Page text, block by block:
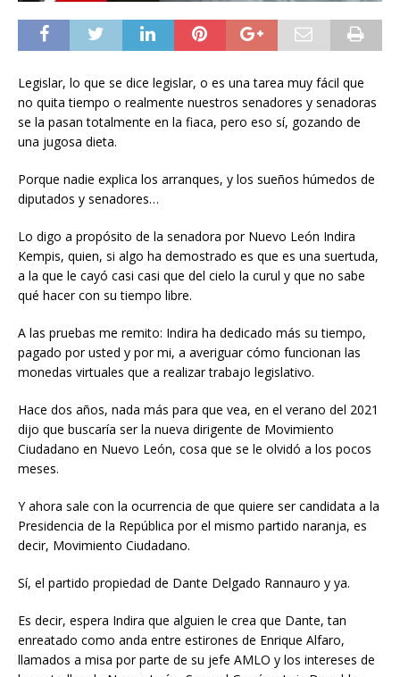
Legislar, lo que se dice legislar, o es una tarea muy fácil que
no quita tiempo o realmente nuestros senadores y senadoras
se la pasan totalmente en la fiaca, pero eso sí, gozando de
una jugosa dieta.
Porque nadie explica los arranques, y los sueños húmedos de
diputados y senadores…
Lo digo a propósito de la senadora por Nuevo León Indira
Kempis, quien, si algo ha demostrado es que es una suertuda,
a la que le cayó casi casi que del cielo la curul y que no sabe
qué hacer con su tiempo libre.
A las pruebas me remito: Indira ha dedicado más su tiempo,
pagado por usted y por mi, a averiguar cómo funcionan las
monedas virtuales que a realizar trabajo legislativo.
Hace dos años, nada más para que vea, en el verano del 2021
dijo que buscaría ser la nueva dirigente de Movimiento
Ciudadano en Nuevo León, cosa que se le olvidó a los pocos
meses.
Y ahora sale con la ocurrencia de que quiere ser candidata a la
Presidencia de la República por el mismo partido naranja, es
decir, Movimiento Ciudadano.
Sí, el partido propiedad de Dante Delgado Rannauro y ya.
Es decir, espera Indira que alguien le crea que Dante, tan
enreatado como anda entre estirones de Enrique Alfaro,
llamados a misa por parte de su jefe AMLO y los intereses de